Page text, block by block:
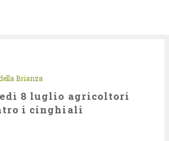
Brianza
8 luglio agricoltori
i cinghiali